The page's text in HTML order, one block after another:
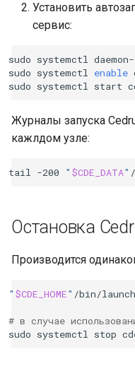
Установить
сервис:
sudo systemctl
sudo systemctl enable
sudo systemctl start
Журналы запуска
кажлдом узле:
tail -200 " $CDE_DATA"
Остановка
Производится
" $CDE_HOME" /bin/
# в случае
sudo systemctl stop